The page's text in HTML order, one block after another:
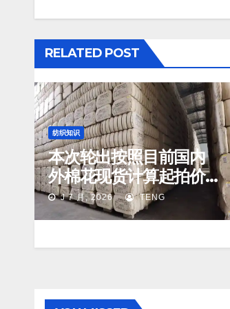
RELATED POST
纺织知识
本次轮出按照目前国内
外棉花现货计算起拍价
约在16400元/吨附近
J 7 月, 2026 TENG